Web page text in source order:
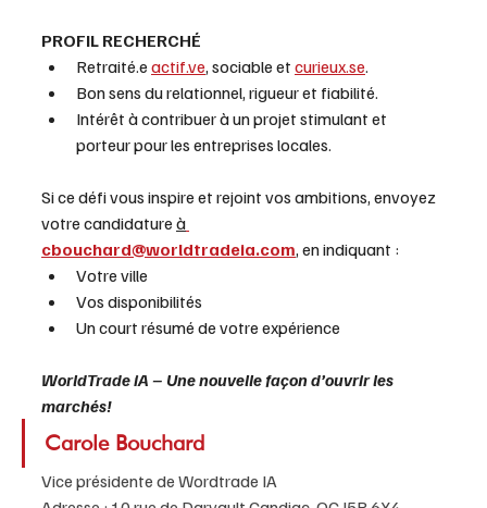
PROFIL RECHERCHÉ
Retraité.e actif.ve, sociable et curieux.se.
Bon sens du relationnel, rigueur et fiabilité.
Intérêt à contribuer à un projet stimulant et
porteur pour les entreprises locales.
Si ce défi vous inspire et rejoint vos ambitions, envoyez
votre candidature à
cbouchard@worldtradeia.com, en indiquant :
Votre ville
Vos disponibilités
Un court résumé de votre expérience
WorldTrade iA – Une nouvelle façon d’ouvrir les
marchés!
Carole Bouchard
Vice présidente de Wordtrade IA